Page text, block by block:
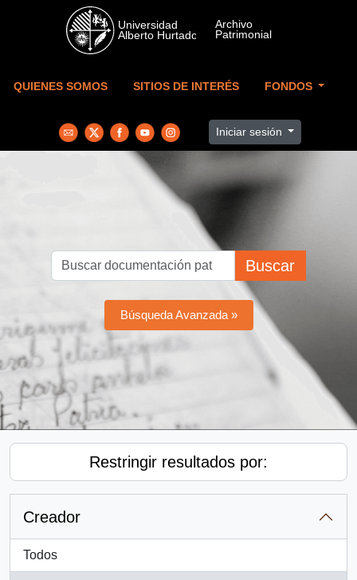
Skip to main content
QUIENES SOMOS SITIOS DE INTERÉS FONDOS
Iniciar sesión
Buscar
Búsqueda Avanzada »
Restringir resultados por:
Creador
Todos